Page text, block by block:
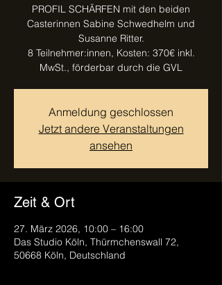
PROFIL SCHÄRFEN mit den beiden
Casterinnen Sabine Schwedhelm und
Susanne Ritter.
8 Teilnehmer:innen, Kosten: 370€ inkl.
MwSt., förderbar durch die GVL
Anmeldung geschlossen
Jetzt andere Veranstaltungen
ansehen
Zeit & Ort
27. März 2026, 10:00 – 16:00
Das Studio Köln, Thürmchenswall 72,
50668 Köln, Deutschland